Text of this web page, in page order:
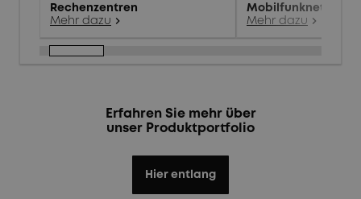
Rechenzentren
Mehr dazu chevron_right
Mobilfunknetz
Mehr dazu chevron_right
Erfahren Sie mehr über
unser Produktportfolio
Hier entlang